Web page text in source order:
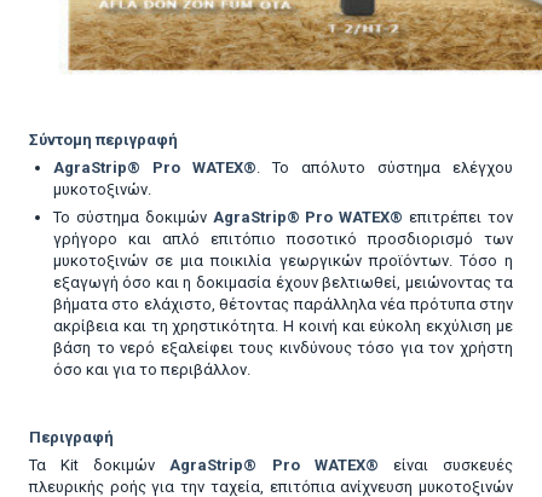
Σύντομη περιγραφή
AgraStrip® Pro WATEX®. Το απόλυτο σύστημα ελέγχου
μυκοτοξινών.
Το σύστημα δοκιμών AgraStrip® Pro WATEX® επιτρέπει τον
γρήγορο και απλό επιτόπιο ποσοτικό προσδιορισμό των
μυκοτοξινών σε μια ποικιλία γεωργικών προϊόντων. Τόσο η
εξαγωγή όσο και η δοκιμασία έχουν βελτιωθεί, μειώνοντας τα
βήματα στο ελάχιστο, θέτοντας παράλληλα νέα πρότυπα στην
ακρίβεια και τη χρηστικότητα. Η κοινή και εύκολη εκχύλιση με
βάση το νερό εξαλείφει τους κινδύνους τόσο για τον χρήστη
όσο και για το περιβάλλον.
Περιγραφή
Τα Kit δοκιμώνAgraStrip® Pro WATEX® είναι συσκευές
πλευρικής ροής για την ταχεία, επιτόπια ανίχνευση μυκοτοξινών